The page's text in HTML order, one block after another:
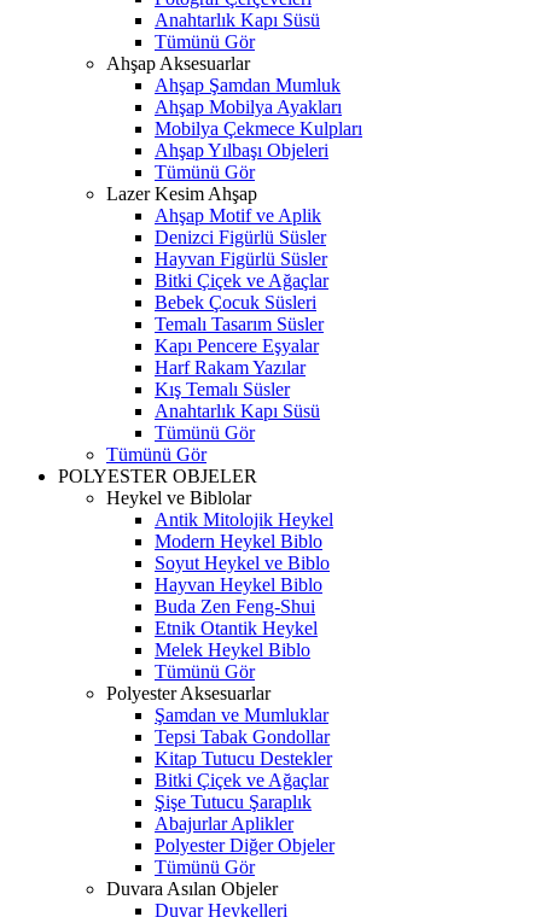
Anahtarlık Kapı Süsü
Tümünü Gör
Ahşap Aksesuarlar
Ahşap Şamdan Mumluk
Ahşap Mobilya Ayakları
Mobilya Çekmece Kulpları
Ahşap Yılbaşı Objeleri
Tümünü Gör
Lazer Kesim Ahşap
Ahşap Motif ve Aplik
Denizci Figürlü Süsler
Hayvan Figürlü Süsler
Bitki Çiçek ve Ağaçlar
Bebek Çocuk Süsleri
Temalı Tasarım Süsler
Kapı Pencere Eşyalar
Harf Rakam Yazılar
Kış Temalı Süsler
Anahtarlık Kapı Süsü
Tümünü Gör
Tümünü Gör
POLYESTER OBJELER
Heykel ve Biblolar
Antik Mitolojik Heykel
Modern Heykel Biblo
Soyut Heykel ve Biblo
Hayvan Heykel Biblo
Buda Zen Feng-Shui
Etnik Otantik Heykel
Melek Heykel Biblo
Tümünü Gör
Polyester Aksesuarlar
Şamdan ve Mumluklar
Tepsi Tabak Gondollar
Kitap Tutucu Destekler
Bitki Çiçek ve Ağaçlar
Şişe Tutucu Şaraplık
Abajurlar Aplikler
Polyester Diğer Objeler
Tümünü Gör
Duvara Asılan Objeler
Duvar Heykelleri